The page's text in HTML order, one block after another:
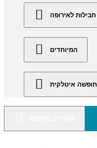
חבילות לאירופה
המיוחדים
חופשה איטלקית